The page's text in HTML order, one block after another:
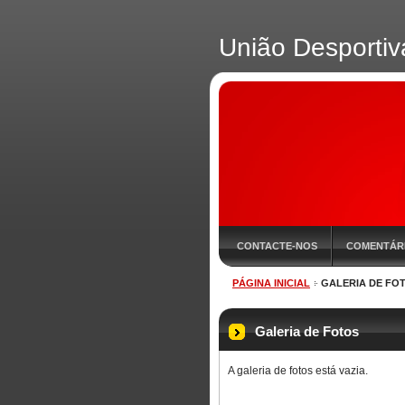
União
CONTACTE-NOS
RESULTADOS EQUIPAS
PÁGINA INICIAL GALERIA DE
Galeria de Fotos
A galeria de fotos está vazia.